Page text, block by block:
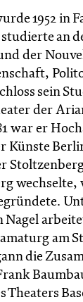
1952 in
an
der
sein
der
war er
Künste
wechselte,
Nagel
am
die